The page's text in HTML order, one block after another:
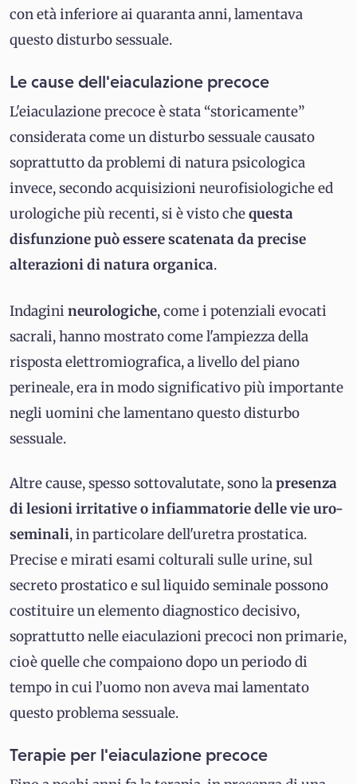
con età inferiore ai quaranta anni, lamentava
questo disturbo sessuale.
Le cause dell'eiaculazione precoce
L'eiaculazione precoce è stata “storicamente”
considerata come un disturbo sessuale causato
soprattutto da problemi di natura psicologica
invece, secondo acquisizioni neurofisiologiche ed
urologiche più recenti, si è visto chequesta
disfunzione può essere scatenata da precise
alterazioni di natura organica.
Indagini neurologiche, come i potenziali evocati
sacrali, hanno mostrato come l'ampiezza della
risposta elettromiografica, a livello del piano
perineale, era in modo significativo più importante
negli uomini che lamentano questo disturbo
sessuale.
Altre cause, spesso sottovalutate, sono lapresenza
di lesioni irritative o infiammatorie delle vie uro-
seminali, in particolare dell'uretra prostatica.
Precise e mirati esami colturali sulle urine, sul
secreto prostatico e sul liquido seminale possono
costituire un elemento diagnostico decisivo,
soprattutto nelle eiaculazioni precoci non primarie,
cioè quelle che compaiono dopo un periodo di
tempo in cui l’uomo non aveva mai lamentato
questo problema sessuale.
Terapie per l'eiaculazione precoce